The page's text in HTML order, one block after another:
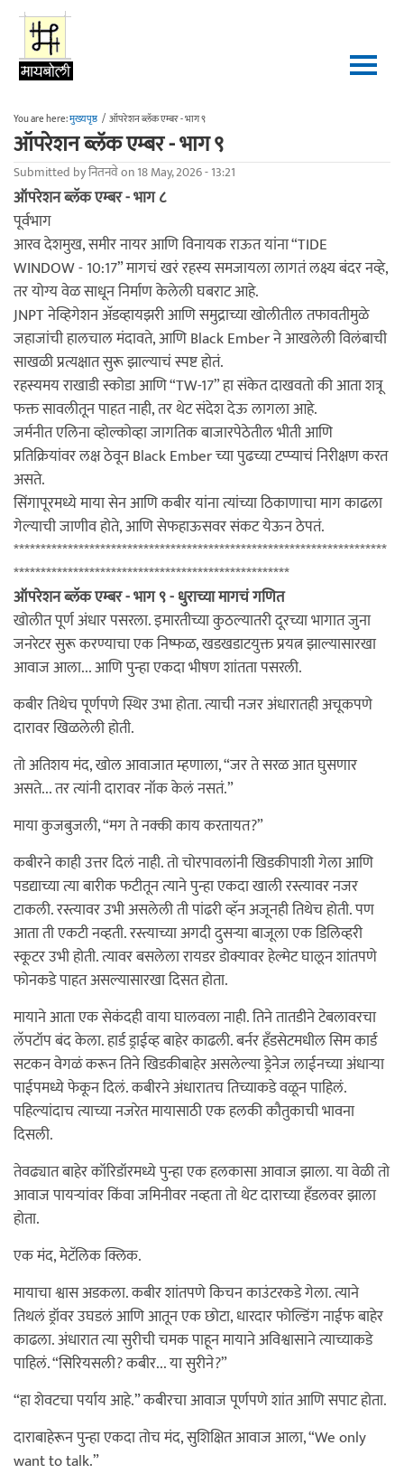
Skip to main content
You are here:मुख्यपृष्ठ / ऑपरेशन ब्लॅक एम्बर - भाग ९
ऑपरेशन ब्लॅक एम्बर - भाग ९
Submitted byनितनवेon 18 May, 2026 - 13:21
ऑपरेशन ब्लॅक एम्बर - भाग ८
पूर्वभाग
आरव देशमुख, समीर नायर आणि विनायक राऊत यांना “TIDE
WINDOW - 10:17” मागचं खरं रहस्य समजायला लागतं लक्ष्य बंदर नव्हे,
तर योग्य वेळ साधून निर्माण केलेली घबराट आहे.
JNPT नेव्हिगेशन अ‍ॅडव्हायझरी आणि समुद्राच्या खोलीतील तफावतीमुळे
जहाजांची हालचाल मंदावते, आणि Black Ember ने आखलेली विलंबाची
साखळी प्रत्यक्षात सुरू झाल्याचं स्पष्ट होतं.
रहस्यमय राखाडी स्कोडा आणि “TW-17” हा संकेत दाखवतो की आता शत्रू
फक्त सावलीतून पाहत नाही, तर थेट संदेश देऊ लागला आहे.
जर्मनीत एलिना व्होल्कोव्हा जागतिक बाजारपेठेतील भीती आणि
प्रतिक्रियांवर लक्ष ठेवून Black Ember च्या पुढच्या टप्प्याचं निरीक्षण करत
असते.
सिंगापूरमध्ये माया सेन आणि कबीर यांना त्यांच्या ठिकाणाचा माग काढला
गेल्याची जाणीव होते, आणि सेफहाऊसवर संकट येऊन ठेपतं.
*********************************************************************
***************************************************
ऑपरेशन ब्लॅक एम्बर - भाग ९ - धुराच्या मागचं गणित
खोलीत पूर्ण अंधार पसरला. इमारतीच्या कुठल्यातरी दूरच्या भागात जुना
जनरेटर सुरू करण्याचा एक निष्फळ, खडखडाटयुक्त प्रयत्न झाल्यासारखा
आवाज आला... आणि पुन्हा एकदा भीषण शांतता पसरली.
कबीर तिथेच पूर्णपणे स्थिर उभा होता. त्याची नजर अंधारातही अचूकपणे
दारावर खिळलेली होती.
तो अतिशय मंद, खोल आवाजात म्हणाला, “जर ते सरळ आत घुसणार
असते... तर त्यांनी दारावर नॉक केलं नसतं.”
माया कुजबुजली, “मग ते नक्की काय करतायत?”
कबीरने काही उत्तर दिलं नाही. तो चोरपावलांनी खिडकीपाशी गेला आणि
पडद्याच्या त्या बारीक फटीतून त्याने पुन्हा एकदा खाली रस्त्यावर नजर
टाकली. रस्त्यावर उभी असलेली ती पांढरी व्हॅन अजूनही तिथेच होती. पण
आता ती एकटी नव्हती. रस्त्याच्या अगदी दुसऱ्या बाजूला एक डिलिव्हरी
स्कूटर उभी होती. त्यावर बसलेला रायडर डोक्यावर हेल्मेट घालून शांतपणे
फोनकडे पाहत असल्यासारखा दिसत होता.
मायाने आता एक सेकंदही वाया घालवला नाही. तिने तातडीने टेबलावरचा
लॅपटॉप बंद केला. हार्ड ड्राईव्ह बाहेर काढली. बर्नर हँडसेटमधील सिम कार्ड
सटकन वेगळं करून तिने खिडकीबाहेर असलेल्या ड्रेनेज लाईनच्या अंधाऱ्या
पाईपमध्ये फेकून दिलं. कबीरने अंधारातच तिच्याकडे वळून पाहिलं.
पहिल्यांदाच त्याच्या नजरेत मायासाठी एक हलकी कौतुकाची भावना
दिसली.
तेवढ्यात बाहेर कॉरिडॉरमध्ये पुन्हा एक हलकासा आवाज झाला. या वेळी तो
आवाज पायऱ्यांवर किंवा जमिनीवर नव्हता तो थेट दाराच्या हँडलवर झाला
होता.
एक मंद, मेटॅलिक क्लिक.
मायाचा श्वास अडकला. कबीर शांतपणे किचन काउंटरकडे गेला. त्याने
तिथलं ड्रॉवर उघडलं आणि आतून एक छोटा, धारदार फोल्डिंग नाईफ बाहेर
काढला. अंधारात त्या सुरीची चमक पाहून मायाने अविश्वासाने त्याच्याकडे
पाहिलं. “सिरियसली? कबीर... या सुरीने?”
“हा शेवटचा पर्याय आहे.” कबीरचा आवाज पूर्णपणे शांत आणि सपाट होता.
दाराबाहेरून पुन्हा एकदा तोच मंद, सुशिक्षित आवाज आला, “We only
want to talk.”